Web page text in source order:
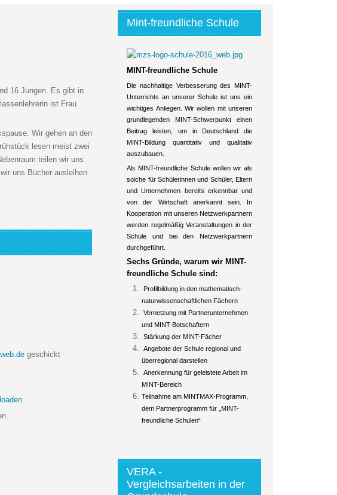
16 Jungen. Es gibt in
ist Frau
Wir gehen an den
lesen meist zwei
teilen wir uns
uns Bücher ausleihen
geschickt
.
Mint-freundliche Schule
MINT-freundliche Schule
Die nachhaltige Verbesserung des MINT-
Unterrichts an unserer Schule ist uns ein
wichtiges Anliegen. Wir wollen mit unseren
grundlegenden MINT-Schwerpunkt einen
Beitrag leisten, um in Deutschland die
MINT-Bildung quantitativ und qualitativ
auszubauen.
Als MINT-freundliche Schule wollen wir als
solche für Schülerinnen und Schüler, Eltern
und Unternehmen bereits erkennbar und
von der Wirtschaft anerkannt sein. In
Kooperation mit unseren Netzwerkpartnern
werden regelmäßig Veranstaltungen in der
Schule und bei den Netzwerkpartnern
durchgeführt.
Sechs Gründe, warum wir MINT-
freundliche Schule sind:
Profilbildung in den mathematisch-
naturwissenschaftlichen Fächern
Vernetzung mit Partnerunternehmen
und MINT-Botschaftern
Stärkung der MINT-Fächer
Angebote der Schule regional und
überregional darstellen
Anerkennung für geleistete Arbeit im
MINT-Bereich
Teilnahme am MINTMAX-Programm,
dem Partnerprogramm für „MINT-
freundliche Schulen“
VERA -
Vergleichsarbeiten in der